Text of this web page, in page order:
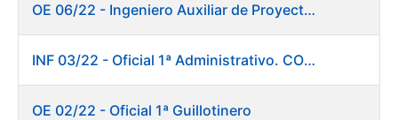
OE 06/22 - Ingeniero Auxiliar de Proyectos
INF 03/22 - Oficial 1ª Administrativo. CONSOLIDACIÓN EMPLEO TEMPORAL LARGA DURACIÓN
OE 02/22 - Oficial 1ª Guillotinero